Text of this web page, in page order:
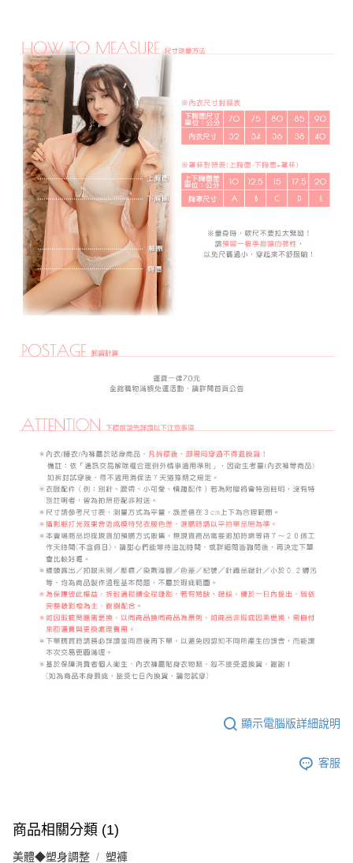
顯示電腦版詳細說明
客服
商品相關分類 (1)
美體◆塑身調整 塑褲